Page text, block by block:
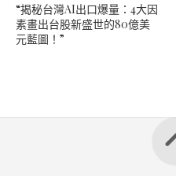
“揭秘台灣AI出口爆量：4大因
素畫出台股新盛世的80億美
元藍圖！”